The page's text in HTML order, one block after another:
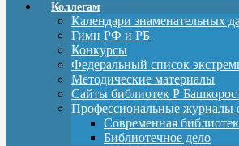
Коллегам
Календари знаменательных
Гимн РФ и РБ
Конкурсы
Федеральный список
Методические материалы
Сайты библиотек Р
Профессиональные журналы
Современная
Библиотечное дело